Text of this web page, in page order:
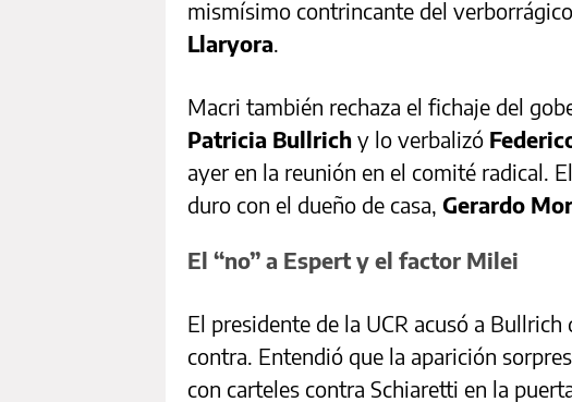
mismísimo contrincante del
Llaryora.
Macri también rechaza el fichaje del
Patricia Bullrich y lo verbalizó
ayer en la reunión en el comité radical.
duro con el dueño de casa, Gerardo
El “no” a Espert y el factor Milei
El presidente de la UCR acusó a Bullrich
contra. Entendió que la aparición
con carteles contra Schiaretti en la